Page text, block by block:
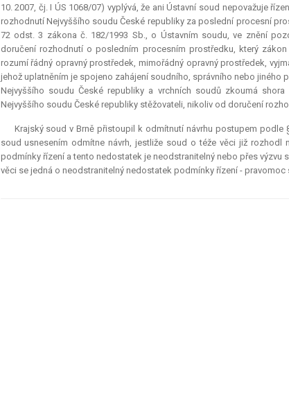
10. 2007, čj. I ÚS 1068/07) vyplývá, že ani Ústavní soud nepovažuje
rozhodnutí Nejvyššího soudu České republiky za poslední procesní
72 odst. 3 zákona č. 182/1993 Sb., o Ústavním soudu, ve znění
doručení rozhodnutí o posledním procesním prostředku, který
rozumí řádný opravný prostředek, mimořádný opravný prostředek,
jehož uplatněním je spojeno zahájení soudního, správního nebo jiného
Nejvyššího soudu České republiky a vrchních soudů zkoumá
Nejvyššího soudu České republiky stěžovateli, nikoliv od doručení
Krajský soud v Brně přistoupil k odmítnutí návrhu postupem
soud usnesením odmítne návrh, jestliže soud o téže věci již
podmínky řízení a tento nedostatek je neodstranitelný nebo přes
věci se jedná o neodstranitelný nedostatek podmínky řízení -